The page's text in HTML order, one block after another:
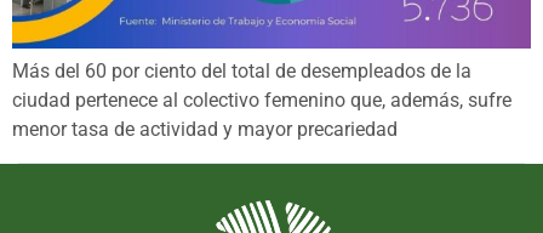
Más del 60 por ciento del total de desempleados de la
ciudad pertenece al colectivo femenino que, además, sufre
menor tasa de actividad y mayor precariedad